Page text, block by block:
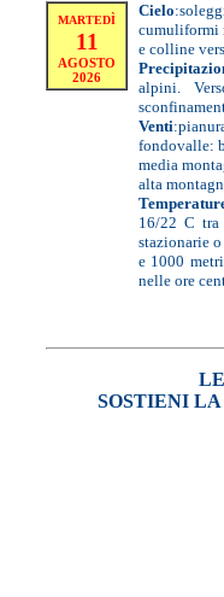
MARTEDÌ
11
AGOSTO
2026
Cielo:
cumuliformi
e colline
alpini.
Venti:
fondovalle:
media
alta
16/22 C
stazionarie
e 1000
nelle ore
SOSTIENI